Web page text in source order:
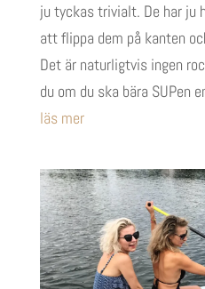
ju tyckas trivialt. De har ju
att flippa dem på kanten
Det är naturligtvis ingen
du om du ska bära SUPen
läs mer